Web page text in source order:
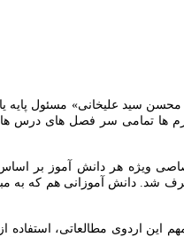
در اردوی مطالعاتی آنلاین شرکت کردند. «سید
فرم ها تمامی سر فصل های درس
ویژه هر دانش آموز بر
طرف شد. دانش آموزانی هم که
این اردوی مطالعاتی،